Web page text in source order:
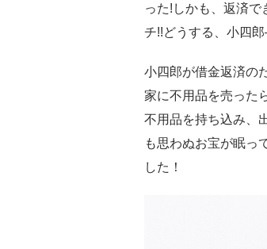
った!しかも、返済
チ!!どうする、小四
小四郎が借金返済の
家に不用品を売った
不用品を持ち込み、
も思わぬお宝が眠っ
した！